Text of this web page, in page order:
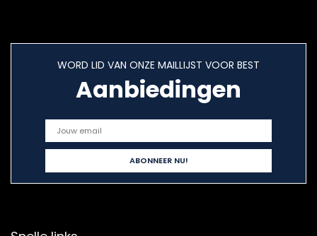
WORD LID VAN ONZE MAILLIJST VOOR BEST
Aanbiedingen